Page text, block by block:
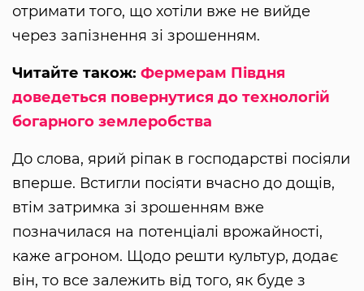
отримати того, що хотіли вже не вийде
через запізнення зі зрошенням.
Читайте також: Фермерам Півдня
доведеться повернутися до технологій
богарного землеробства
До слова, ярий ріпак в господарстві посіяли
вперше. Встигли посіяти вчасно до дощів,
втім затримка зі зрошенням вже
позначилася на потенціалі врожайності,
каже агроном. Щодо решти культур, додає
він, то все залежить від того, як буде з